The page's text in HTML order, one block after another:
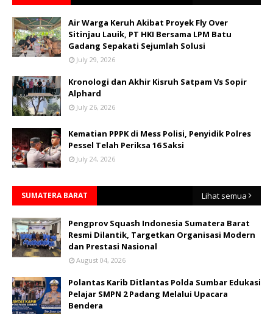
Air Warga Keruh Akibat Proyek Fly Over
Sitinjau Lauik, PT HKI Bersama LPM Batu
Gadang Sepakati Sejumlah Solusi
July 29, 2026
Kronologi dan Akhir Kisruh Satpam Vs Sopir
Alphard
July 26, 2026
Kematian PPPK di Mess Polisi, Penyidik Polres
Pessel Telah Periksa 16 Saksi
July 24, 2026
SUMATERA BARAT Lihat semua
Pengprov Squash Indonesia Sumatera Barat
Resmi Dilantik, Targetkan Organisasi Modern
dan Prestasi Nasional
August 04, 2026
Polantas Karib Ditlantas Polda Sumbar Edukasi
Pelajar SMPN 2 Padang Melalui Upacara
Bendera